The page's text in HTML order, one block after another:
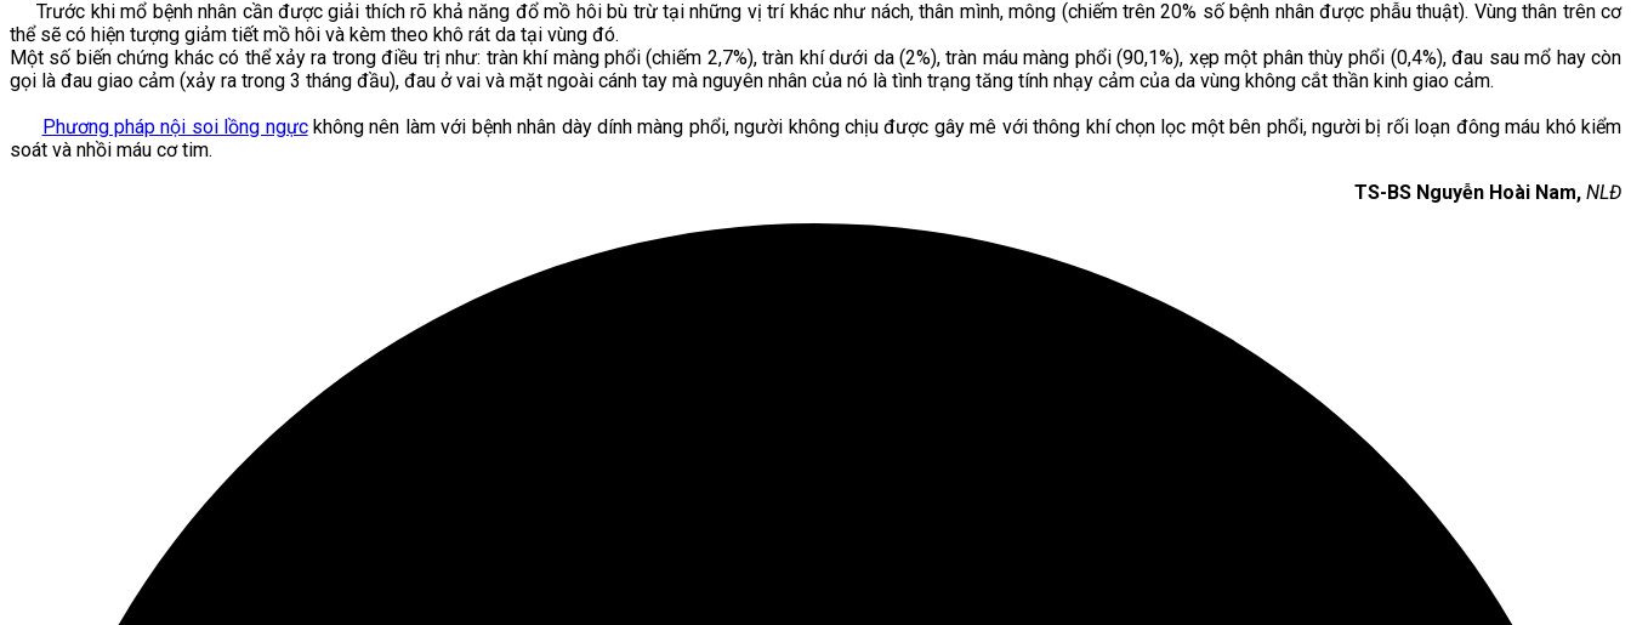
Trước khi mổ bệnh nhân cần được giải thích rõ khả năng đổ mồ hôi bù trừ tại những vị trí khác như nách, thân mình, mông (chiếm trên 20% số bệnh nhân được phẫu thuật). Vùng thân trên cơ
thể sẽ có hiện tượng giảm tiết mồ hôi và kèm theo khô rát da tại vùng đó.
Một số biến chứng khác có thể xảy ra trong điều trị như: tràn khí màng phổi (chiếm 2,7%), tràn khí dưới da (2%), tràn máu màng phổi (90,1%), xẹp một phân thùy phổi (0,4%), đau sau mổ hay còn
gọi là đau giao cảm (xảy ra trong 3 tháng đầu), đau ở vai và mặt ngoài cánh tay mà nguyên nhân của nó là tình trạng tăng tính nhạy cảm của da vùng không cắt thần kinh giao cảm.
Phương pháp nội soi lồng ngựckhông nên làm với bệnh nhân dày dính màng phổi, người không chịu được gây mê với thông khí chọn lọc một bên phổi, người bị rối loạn đông máu khó kiểm
soát và nhồi máu cơ tim.
TS-BS Nguyễn Hoài Nam, NLĐ